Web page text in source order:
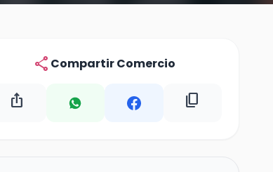
share Compartir Comercio
ios_share content_copy